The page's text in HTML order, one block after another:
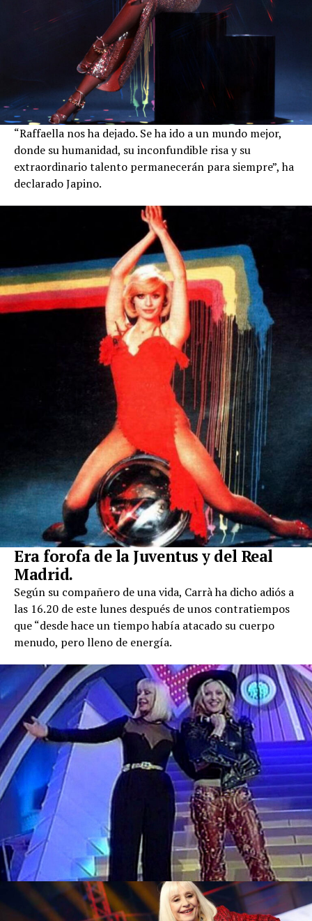
“Raffaella nos ha dejado. Se ha ido a un mundo mejor,
donde su humanidad, su inconfundible risa y su
extraordinario talento permanecerán para siempre”, ha
declarado Japino.
Era forofa de la Juventus y del Real
Madrid.
Según su compañero de una vida, Carrà ha dicho adiós a
las 16.20 de este lunes después de unos contratiempos
que “desde hace un tiempo había atacado su cuerpo
menudo, pero lleno de energía.